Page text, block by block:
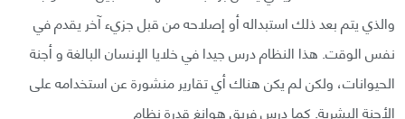
والذي يتم بعد ذلك استبداله أو إصلاحه من قبل جزيء آخر يقدم في
نفس الوقت. هذا النظام درس جيدا في خلايا الإنسان البالغة و أجنة
الحيوانات، ولكن لم يكن هناك أي تقارير منشورة عن استخدامه على
الأجنة البشرية. كما درس فريق هوانغ قدرة نظام